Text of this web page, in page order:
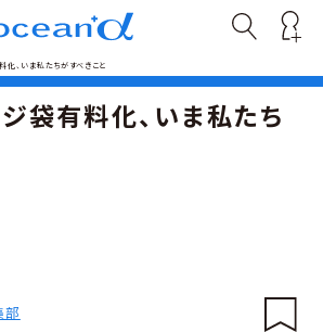
化、いま私たちがすべきこと
袋有料化、いま私たち
部